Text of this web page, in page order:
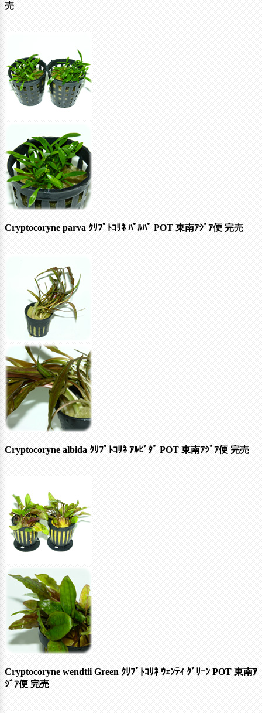
売
Cryptocoryne parva ｸﾘﾌﾟﾄｺﾘﾈ ﾊﾟﾙﾊﾟ POT 東南ｱｼﾞｱ便 完売
Cryptocoryne albida ｸﾘﾌﾟﾄｺﾘﾈ ｱﾙﾋﾞﾀﾞ POT 東南ｱｼﾞｱ便 完売
Cryptocoryne wendtii Green ｸﾘﾌﾟﾄｺﾘﾈ ｳｪﾝﾃｨ ｸﾞﾘｰﾝ POT 東南ｱ
ｼﾞｱ便 完売